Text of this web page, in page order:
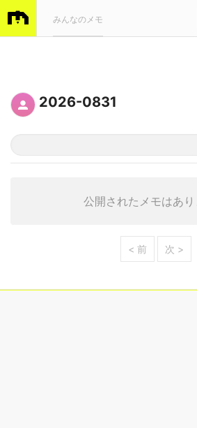
みんなのメモ
2026-0831
公開されたメモはあ
< 前 次 >